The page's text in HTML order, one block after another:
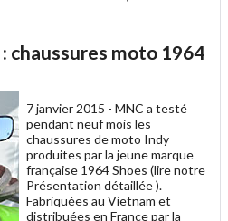
chaussures moto 1964
7 janvier 2015 - MNC a testé
pendant neuf mois les
chaussures de moto Indy
produites par la jeune marque
française 1964 Shoes (lire notre
Présentation détaillée ).
Fabriquées au Vietnam et
distribuées en France par la